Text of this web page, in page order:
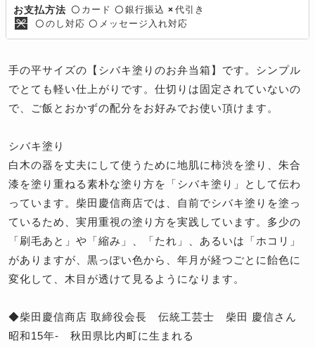
お支払方法 〇 カード 〇 銀行振込 × 代引き
〇 のし対応 〇 メッセージ入れ対応
手の平サイズの【シバキ塗りのお弁当箱】です。シンプル
でとても軽い仕上がりです。仕切りは固定されていないの
で、ご飯とおかずの配分をお好みでお使い頂けます。
シバキ塗り
白木の器を丈夫にして使うために地肌に柿渋を塗り、朱合
漆を塗り重ねる素朴な塗り方を「シバキ塗り」として伝わ
っています。柴田慶信商店では、自前でシバキ塗りを塗っ
ているため、実用重視の塗り方を実践しています。多少の
「刷毛あと」や「縮み」、「たれ」、あるいは「ホコリ」
がありますが、黒っぽい色から、年月が経つごとに飴色に
変化して、木目が透けて見るようになります。
◆柴田慶信商店 取締役会長 伝統工芸士 柴田 慶信さん
昭和15年- 秋田県比内町に生まれる